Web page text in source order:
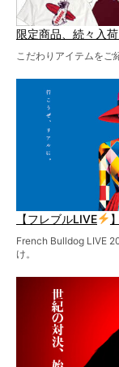
限定商品、続々入荷
こだわりアイテムをご
【フレブルLIVE
French Bulldog LIVE
け。